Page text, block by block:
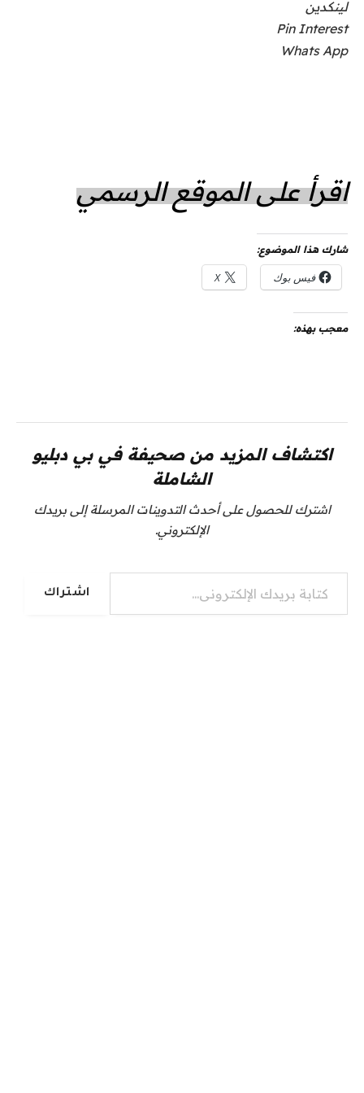
لينكدين
Pin Interest
Whats App
اقرأ على الموقع الرسمي
شارك هذا الموضوع:
فيس بوك X
معجب بهذه:
اكتشاف المزيد من صحيفة في بي دبليو
الشاملة
اشترك للحصول على أحدث التدوينات المرسلة إلى بريدك
الإلكتروني.
كتابة بريدك الإلكتروني...
اشتراك